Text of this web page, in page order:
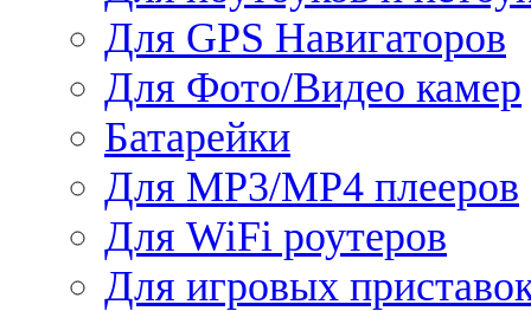
Для GPS Навигаторов
Для Фото/Видео камер
Батарейки
Для MP3/MP4 плееров
Для WiFi роутеров
Для игровых